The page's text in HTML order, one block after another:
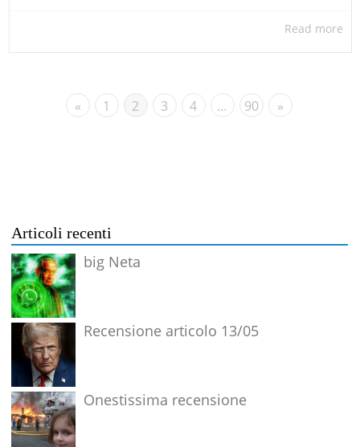
Read more
« 1 2 3 4 … 90 »
Articoli recenti
big Neta
Recensione articolo 13/05
Onestissima recensione